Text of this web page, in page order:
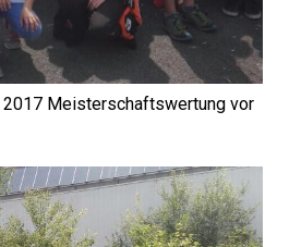
2017 Meisterschaftswertung vor